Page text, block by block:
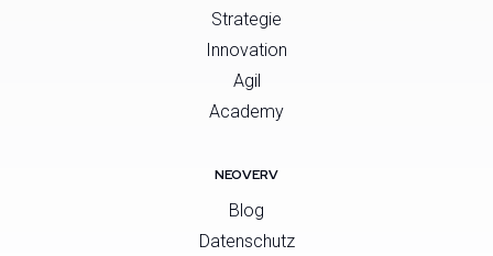
Strategie
Innovation
Agil
Academy
NEOVERV
Blog
Datenschutz